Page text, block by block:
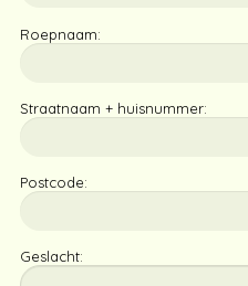
Roepnaam:
Straatnaam + huisnummer:
Postcode:
Geslacht: